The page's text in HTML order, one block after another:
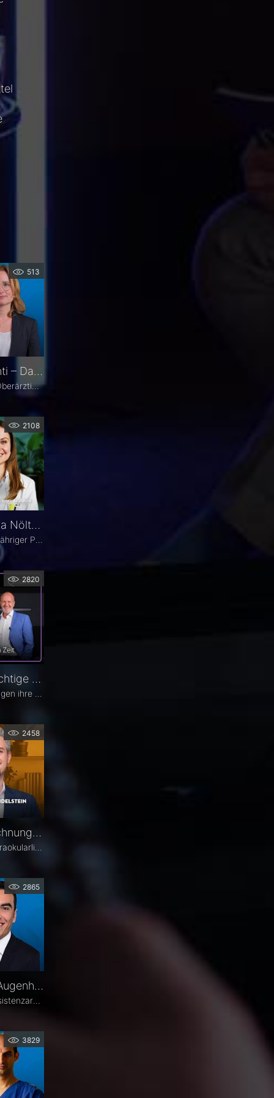
513
Prof. Dr. Swaantje Grisanti – Darum Augenheilkunde
Prof. Dr. Swaantje Grisanti ist Oberärztin an der Klinik für Augenheilkunde des Universitätsklinikums Schleswig-Holstein (UKSH), Campus Lübeck. Ihr Schwerpunkt liegt im Bereich Glaukom bzw. Glaukomchirurgie.
2108
Fall im Fokus: Dr. Theresa Nöltner über einen 77-jährigen Patienten mit binokularen Doppelbildern
2820
Glaukomtherapie. Das richtige Werkzeug zur richtigen Zeit – Das 26. Ophthalmologische Quartett
2458
Biometrie und IOL-Berechnung – PD Dr. Jascha Wendelstein im Fachgespräch
2865
Florent Ismani – Darum Augenheilkunde
Florent Ismani ist seit 2023 Assistenzarzt für Ophthalmologie am Augenzentrum Schleswig-Holstein. Sein Medizinstudium absolvierte er am Universitätsklinikum Hamburg-Eppendorf.
3829